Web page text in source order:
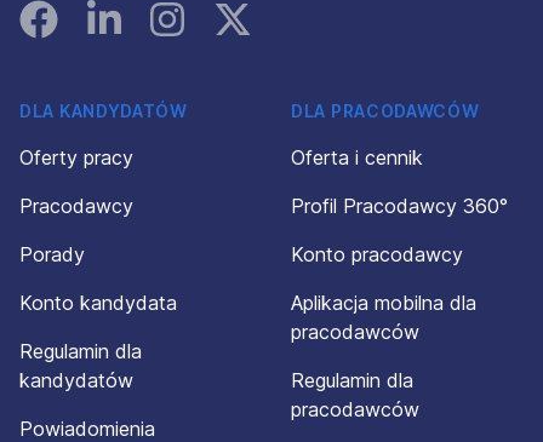
FacebookLinked InInstagramInstagram
DLA KANDYDATÓW
Oferty pracy
Pracodawcy
Porady
Konto kandydata
Regulamin dla
kandydatów
Powiadomienia
DLA PRACODAWCÓW
Oferta i cennik
Profil Pracodawcy 360°
Konto pracodawcy
Aplikacja mobilna dla
pracodawców
Regulamin dla
pracodawców